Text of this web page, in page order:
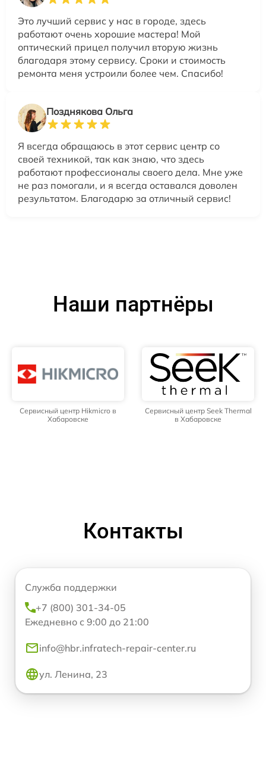
Это лучший сервис у нас в городе, здесь
работают очень хорошие мастера! Мой
оптический прицел получил вторую жизнь
благодаря этому сервису. Сроки и стоимость
ремонта меня устроили более чем. Спасибо!
Позднякова Ольга
Я всегда обращаюсь в этот сервис центр со
своей техникой, так как знаю, что здесь
работают профессионалы своего дела. Мне уже
не раз помогали, и я всегда оставался доволен
результатом. Благодарю за отличный сервис!
Наши партнёры
Сервисный центр Hikmicro в
Хабаровске
Сервисный центр Seek Thermal
в Хабаровске
Контакты
Служба поддержки
+7 (800) 301-34-05
Ежедневно с 9:00 до 21:00
info@hbr.infratech-repair-center.ru
ул. Ленина, 23